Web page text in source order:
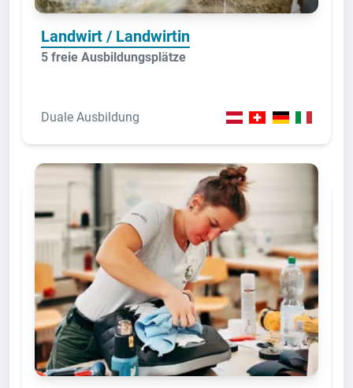
Landwirt / Landwirtin
5 freie Ausbildungsplätze
Duale Ausbildung